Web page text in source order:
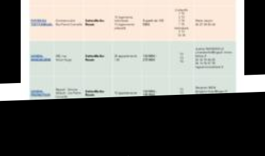
Télécharger "Opérations des bailleurs sociaux en cours